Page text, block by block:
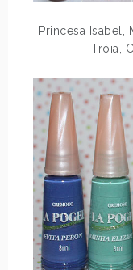
Princesa Isabel,
Tróia,